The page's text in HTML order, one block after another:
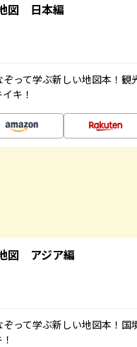
図 日本編
って学ぶ新しい地図本！
キ！
図 アジア編
って学ぶ新しい地図本！